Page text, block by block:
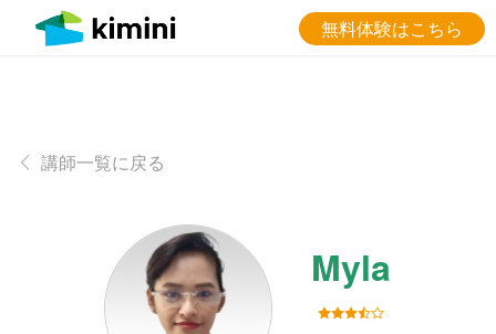
無料体験はこちら
講師一覧に戻る
Myla